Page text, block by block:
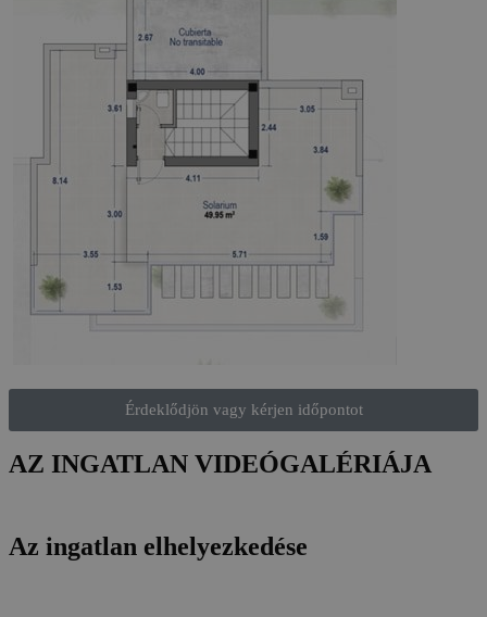
Érdeklődjön vagy kérjen időpontot
AZ INGATLAN VIDEÓGALÉRIÁJA
Az ingatlan elhelyezkedése